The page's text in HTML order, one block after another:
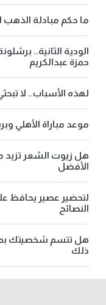
ما حكم مبادلة الذهب
الودية الثانية..
حمزة عبدالكريم
لهذه الأسباب.. لا
موعد مباراة الأهلي
هل زيوت الشعر تزيد
الأفضل
لتحضير عصير يحافظ
النصائح
هل تتسم شخصيتك
ذلك